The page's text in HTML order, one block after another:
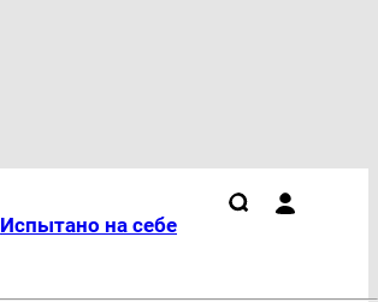
Испытано на себе